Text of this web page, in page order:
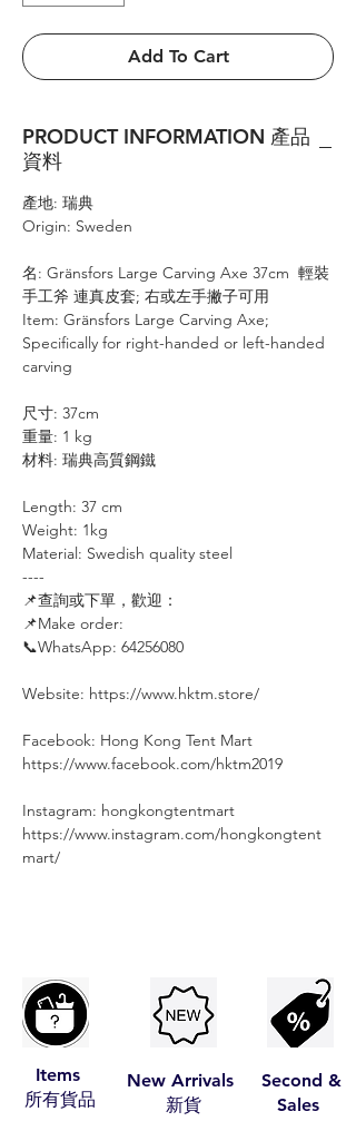
Add To Cart
PRODUCT INFORMATION 產品
資料
產地: 瑞典
Origin: Sweden
名: Gränsfors Large Carving Axe 37cm 輕裝
手工斧 連真皮套; 右或左手撇子可用
Item: Gränsfors Large Carving Axe;
Specifically for right-handed or left-handed
carving
尺寸: 37cm
重量: 1 kg
材料: 瑞典高質鋼鐵
Length: 37 cm
Weight: 1kg
Material: Swedish quality steel
----⠀⠀⠀⠀⠀
📌查詢或下單，歡迎：⠀⠀⠀
📌Make order: ⠀⠀⠀
📞WhatsApp: 64256080
Website: https://www.hktm.store/
Facebook: Hong Kong Tent Mart⠀⠀⠀
https://www.facebook.com/hktm2019⠀
Instagram: hongkongtentmart⠀⠀⠀
https://www.instagram.com/hongkongtent
mart/
Items
​所有貨品
New Arrivals
​新貨
Second &
Sales